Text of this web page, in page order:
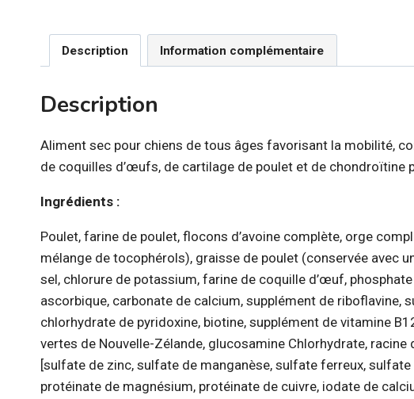
Description Information complémentaire
Description
Aliment sec pour chiens de tous âges favorisant la mobilité,
de coquilles d’œufs, de cartilage de poulet et de
Ingrédients :
Poulet, farine de poulet, flocons d’avoine complète, orge
mélange de tocophérols), graisse de poulet (conservée avec
sel, chlorure de potassium, farine de coquille d’œuf,
ascorbique, carbonate de calcium, supplément de riboflavine,
chlorhydrate de pyridoxine, biotine, supplément de vitamine
vertes de Nouvelle-Zélande, glucosamine Chlorhydrate,
[sulfate de zinc, sulfate de manganèse, sulfate ferreux,
protéinate de magnésium, protéinate de cuivre, iodate de